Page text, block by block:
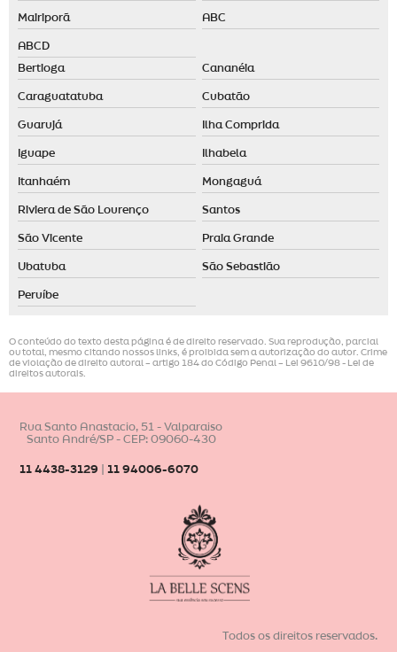
Mairiporã ABC
ABCD
Bertioga Cananéia
Caraguatatuba Cubatão
Guarujá Ilha Comprida
Iguape Ilhabela
Itanhaém Mongaguá
Riviera de São Lourenço Santos
São Vicente Praia Grande
Ubatuba São Sebastião
Peruíbe
O conteúdo do texto desta página é de direito reservado. Sua reprodução, parcial
ou total, mesmo citando nossos links, é proibida sem a autorização do autor. Crime
de violação de direito autoral – artigo 184 do Código Penal –
Lei 9610/98 - Lei de
direitos autorais
Rua Santo Anastacio, 51 - Valparaiso
Santo André/SP - CEP: 09060-430
11 4438-3129 11 94006-6070
Todos os direitos reservados.